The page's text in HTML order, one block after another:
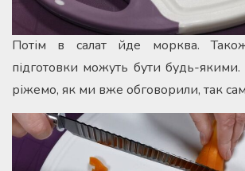
Потім в салат йде морква.
підготовки можуть бути будь-
ріжемо, як ми вже обговорили, так